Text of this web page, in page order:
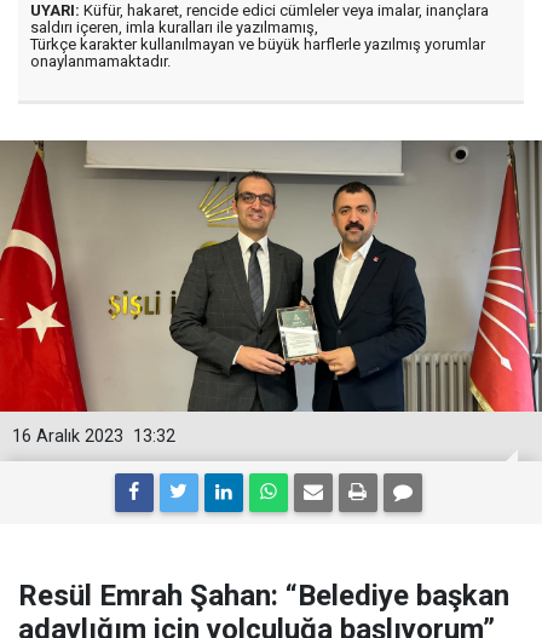
UYARI: Küfür, hakaret, rencide edici cümleler veya imalar, inançlara
saldırı içeren, imla kuralları ile yazılmamış,
Türkçe karakter kullanılmayan ve büyük harflerle yazılmış yorumlar
onaylanmamaktadır.
13:32
16 Aralık 2023
Resül Emrah Şahan: “Belediye başkan
adaylığım için yolculuğa başlıyorum”